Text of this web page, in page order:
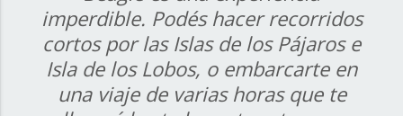
imperdible. Podés hacer recorridos
cortos por las Islas de los Pájaros e
Isla de los Lobos, o embarcarte en
una viaje de varias horas que te